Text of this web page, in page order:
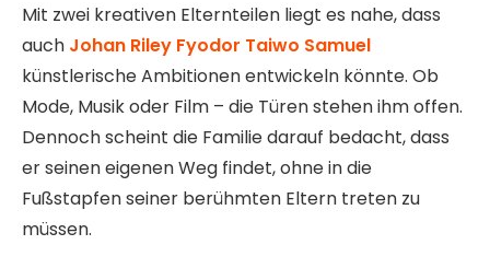
Mit zwei kreativen Elternteilen liegt es nahe, dass
auch Johan Riley Fyodor Taiwo Samuel
künstlerische Ambitionen entwickeln könnte. Ob
Mode, Musik oder Film – die Türen stehen ihm offen.
Dennoch scheint die Familie darauf bedacht, dass
er seinen eigenen Weg findet, ohne in die
Fußstapfen seiner berühmten Eltern treten zu
müssen.